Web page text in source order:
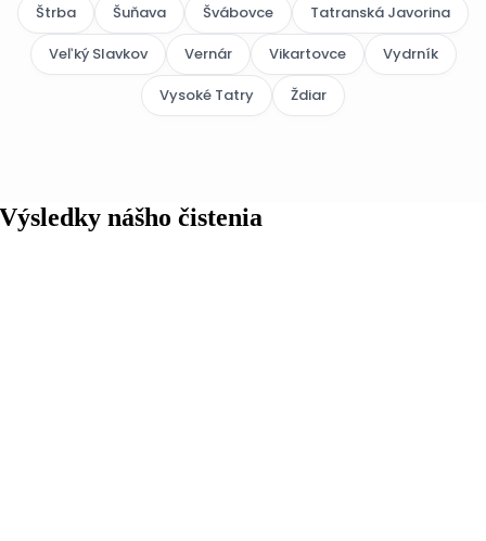
Štrba
Šuňava Švábovce
Tatranská Javorina
Veľký Slavkov
Vernár Vikartovce
Vydrník
Vysoké Tatry
Ždiar
Výsledky nášho čistenia